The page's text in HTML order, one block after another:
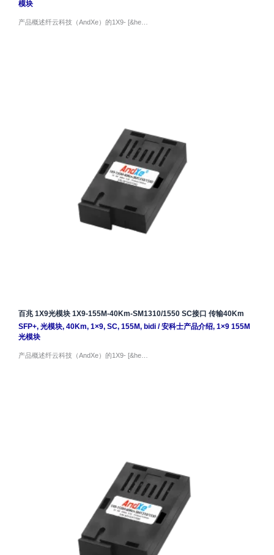
模块
产品概述纤云科技（AndXe）的1X9- [&he…
百兆 1X9光模块 1X9-155M-40Km-SM1310/1550 SC接口 传输40Km
SFP+, 光模块, 40Km, 1×9, SC, 155M, bidi/安科士产品介绍, 1×9 155M
光模块
产品概述纤云科技（AndXe）的1X9- [&he…